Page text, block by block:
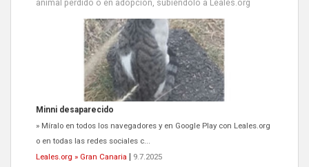
animal perdido o en adopción, subiéndolo a Leales.org
Minni desaparecido
» Míralo en todos los navegadores y en Google Play con Leales.org
o en todas las redes sociales c...
Leales.org » Gran Canaria
9.7.2025